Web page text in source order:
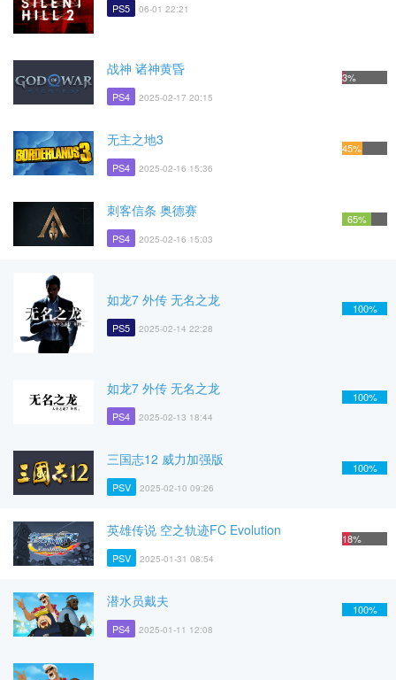
PS5 06-01 22:21
战神 诸神黄昏
PS4 2025-02-17 20:15
3%
无主之地3
PS4 2025-02-16 15:36
45%
刺客信条 奥德赛
PS4 2025-02-16 15:03
65%
如龙7 外传 无名之龙
PS5 2025-02-14 22:28
100%
如龙7 外传 无名之龙
PS4 2025-02-13 18:44
100%
三国志12 威力加强版
PSV 2025-02-10 09:26
100%
英雄传说 空之轨迹FC Evolution
PSV 2025-01-31 08:54
18%
潜水员戴夫
PS4 2025-01-11 12:08
100%